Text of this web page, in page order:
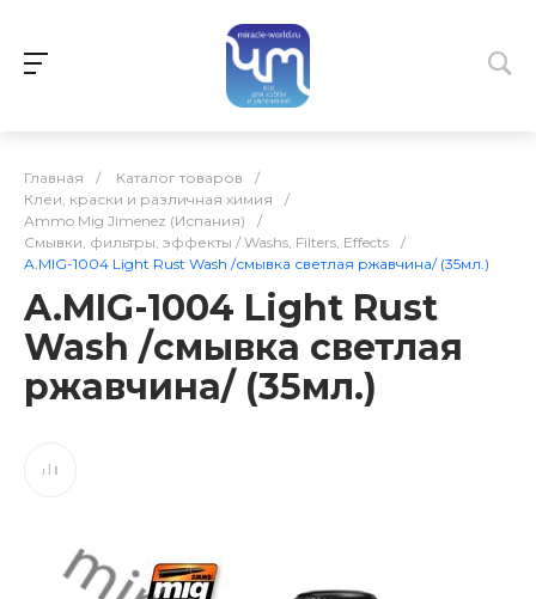
Главная / Каталог товаров
/
Клеи, краски и различная химия
/
Ammo Mig Jimenez (Испания)
/
Смывки, фильтры, эффекты / Washs, Filters, Effects
/
A.MIG-1004 Light Rust Wash /смывка светлая ржавчина/ (35мл.)
A.MIG-1004 Light Rust
Wash /смывка светлая
ржавчина/ (35мл.)